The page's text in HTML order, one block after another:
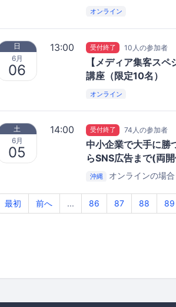
オンライン
日
6月
06
13:00 受付終了 10人の参加者
【メディア集客ス
講座（限定10名）
オンライン
土
6月
05
14:00 受付終了 74人の参加者
中小企業で大手に勝
らSNS広告まで(両
沖縄 オンラインの場
最初 前へ ... 86 87 88 89